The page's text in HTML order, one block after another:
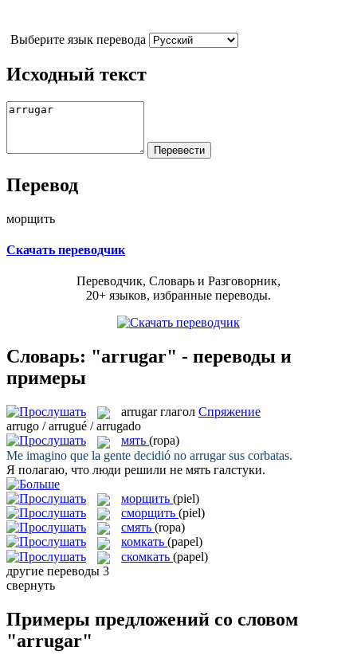
Выберите язык перевода
Исходный текст
Перевод
морщить
Скачать переводчик
Переводчик, Словарь и Разговорник,
20+ языков, избранные переводы.
Словарь: "arrugar" - переводы и
примеры
arrugar глагол Спряжение
arrugo / arrugué / arrugado
мять (ropa)
Me imagino que la gente decidió no arrugarsus corbatas.
Я полагаю, что люди решили не мять галстуки.
морщить (piel)
сморщить (piel)
смять (ropa)
комкать (papel)
скомкать (papel)
другие переводы 3
свернуть
Примеры предложений со словом
"arrugar"